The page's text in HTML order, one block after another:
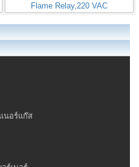
Flame Relay,220 VAC
นอร์แก๊ส